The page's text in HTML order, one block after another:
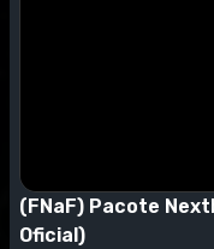
(FNaF) Pacote
Oficial)